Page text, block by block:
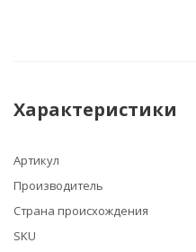
Характеристики
Артикул
Производитель
Страна происхождения
SKU